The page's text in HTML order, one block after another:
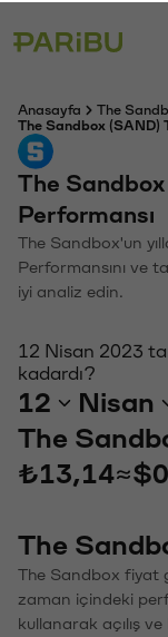
Anasayfa
The
The Sandbox (SAND)
The
Performansı
The Sandbox'un
Performansını ve
iyi analiz edin.
12 Nisan 2023
kadardı?
12 Nisan
The
₺13,14≈
The
The Sandbox fiyat
zaman içindeki
kullanarak açılış